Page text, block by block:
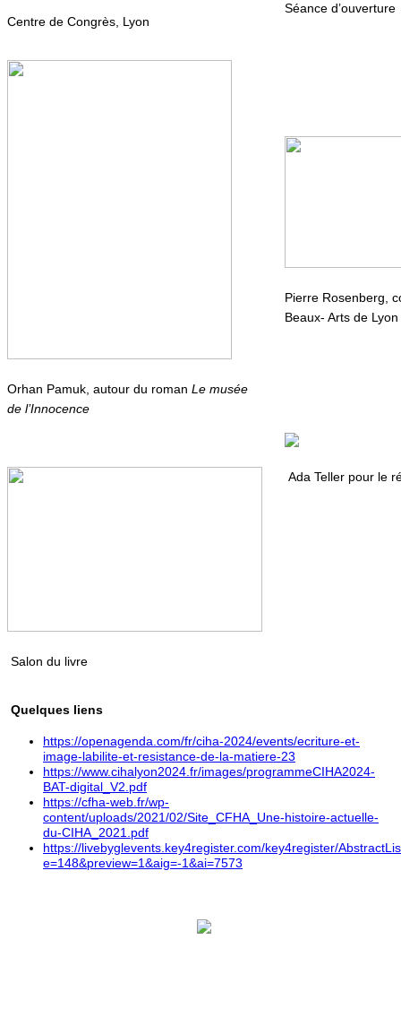
Centre de Congrès, Lyon
Séance d’ouverture
Orhan Pamuk, autour du roman Le musée
de l’Innocence
Pierre Rosenberg,
Beaux- Arts de Lyon
Salon du livre
Ada Teller pour le
Quelques liens
https://openagenda.com/fr/ciha-2024/events/ecriture-et-
image-labilite-et-resistance-de-la-matiere-23
https://www.cihalyon2024.fr/images/programmeCIHA2024-
BAT-digital_V2.pdf
https://cfha-web.fr/wp-
content/uploads/2021/02/Site_CFHA_Une-histoire-actuelle-
du-CIHA_2021.pdf
https://livebyglevents.key4register.com/key4register/
e=148&preview=1&aig=-1&ai=7573